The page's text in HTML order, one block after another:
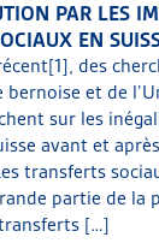
PAR LES
EN
des
bernoise et de
sur les
avant et
transferts
partie de la
[…]